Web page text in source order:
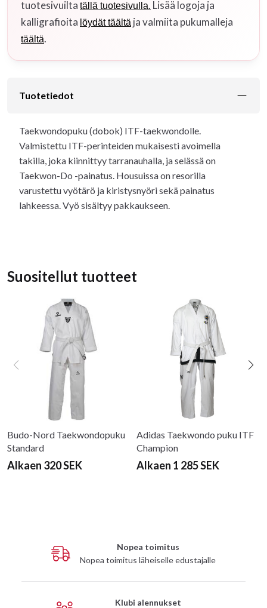
tuotesivuilta tällä tuotesivulla. Lisää logoja ja
kalligrafioita löydät täältä ja valmiita pukumalleja
täältä.
Tuotetiedot
Taekwondopuku (dobok) ITF-taekwondolle.
Valmistettu ITF-perinteiden mukaisesti avoimella
takilla, joka kiinnittyy tarranauhalla, ja selässä on
Taekwon-Do -painatus. Housuissa on resorilla
varustettu vyötärö ja kiristysnyöri sekä painatus
lahkeessa. Vyö sisältyy pakkaukseen.
Suositellut tuotteet
Budo-Nord Taekwondopuku
Standard
Alkaen 320 SEK
Adidas Taekwondo puku ITF
Champion
Alkaen 1 285 SEK
Nopea toimitus
Nopea toimitus läheiselle edustajalle
Klubi alennukset